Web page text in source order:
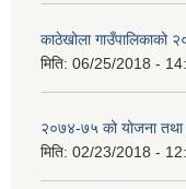
काठेखोला गाउँपालिकाको
मिति: 06/25/2018 -
२०७४-७५ को योजना तथा
मिति: 02/23/2018 -